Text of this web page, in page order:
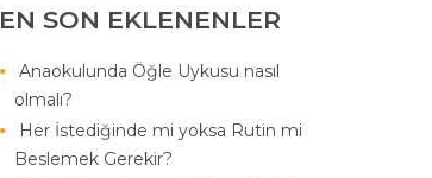
EN SON EKLENENLER
Anaokulunda Öğle Uykusu nasıl
olmalı?
Her İstediğinde mi yoksa Rutin mi
Beslemek Gerekir?